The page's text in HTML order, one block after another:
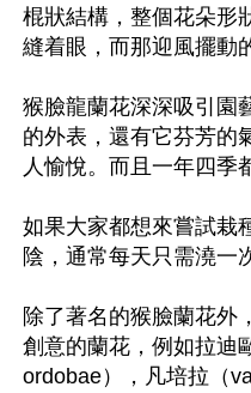
棍狀結構，整個花朵形
縫着眼，而那迎風擺動
猴臉龍蘭花深深吸引園
的外表，還有它芬芳的
人愉悅。而且一年四季
如果大家都想來嘗試栽
陰，通常每天只需澆一
除了著名的猴臉蘭花外
創意的蘭花，例如拉迪
ordobae），凡培拉（